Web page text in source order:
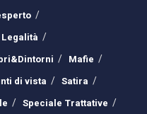
Legalità
Mafie
di vista
Satira
Speciale Trattative